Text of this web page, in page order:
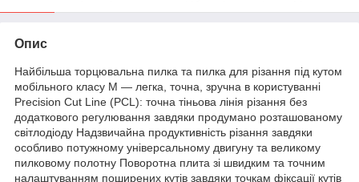
Опис
Найбільша торцювальна пилка та пилка для різання під кутом
мобільного класу M — легка, точна, зручна в користуванні
Precision Cut Line (PCL): точна тіньова лінія різання без
додаткового регулювання завдяки продумано розташованому
світлодіоду Надзвичайна продуктивність різання завдяки
особливо потужному універсальному двигуну та великому
пилковому полотну Поворотна плита зі швидким та точним
налаштуванням поширених кутів завдяки точкам фіксації кутів